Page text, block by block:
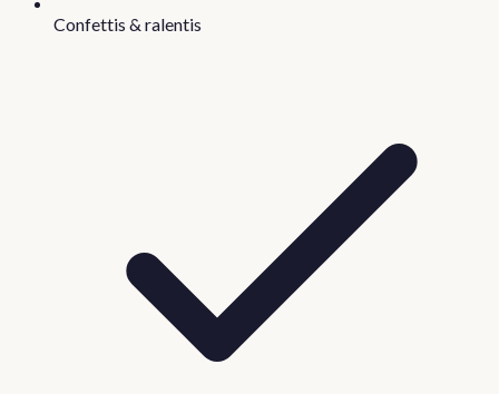
Confettis & ralentis